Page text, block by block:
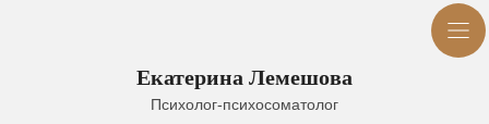
Екатерина Лемешова
Психолог-психосоматолог